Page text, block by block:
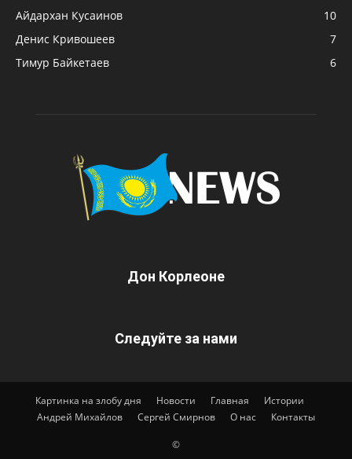
Айдархан Кусаинов
10
Денис Кривошеев
7
Тимур Байкетаев
6
Дон Корлеоне
Следуйте за нами
Картинка на злобу дня Новости Главная
Истории
Андрей Михайлов
Сергей Смирнов О нас Контакты
©